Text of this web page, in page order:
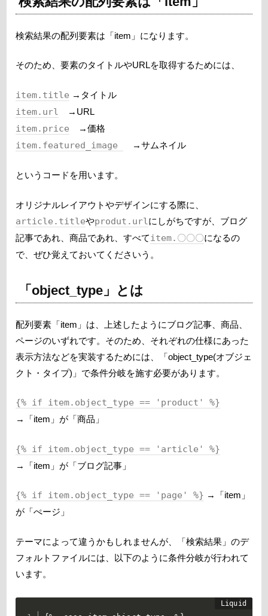
検索結果の配列要素は「item」になります。
そのため、要素のタイトルやURLを取得するためには、
item.title →タイトル
item.url →URL
item.price →価格
item.featured_image →サムネイル
というコードを用います。
オリジナルレイアウトやデザインにする際に、
article.titleやprodut.urlにしがちですが、ブログ
記事であれ、商品であれ、すべてitem.〇〇〇になるの
で、ぜひ覚えておいてくださいう。
「object_type」とは
配列要素「item」は、上述したようにブログ記事、商品、
ページのいずれです。そのため、それぞれの仕様にあった
表示方法などを実装するためには、「object_type(オブジェ
クト・タイプ)」で条件分岐を施す必要があります。
{% if item.object_type == 'product' %}
→「item」が「商品」
{% if item.object_type == 'article' %}
→「item」が「ブログ記事」
{% if item.object_type == 'page' %} →「item」
が「ぺージ」
テーマによって違うかもしれませんが、「検索結果」のデ
フォルトファイルには、以下のように条件分岐が行われて
います。